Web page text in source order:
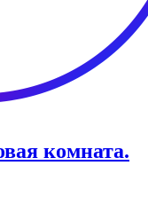
комната.